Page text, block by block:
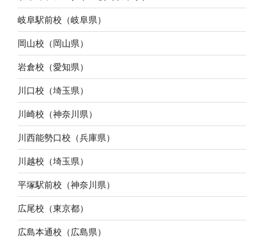
岐阜駅前校（岐阜県）
岡山校（岡山県）
岩倉校（愛知県）
川口校（埼玉県）
川崎校（神奈川県）
川西能勢口校（兵庫県）
川越校（埼玉県）
平塚駅前校（神奈川県）
広尾校（東京都）
広島本通校（広島県）